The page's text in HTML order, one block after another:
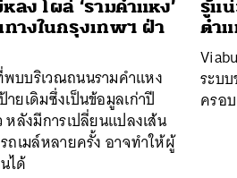
ลง โผล่ ‘รามคำแหง’
างในกรุงเทพฯ ฝ่า
บบริเวณถนนรามคำแหง
ยเดิมซึ่งเป็นข้อมูลเก่าปี
ลังมีการเปลี่ยนแปลงเส้น
ถเมล์หลายครั้ง อาจทำให้ผู้
ได้
รู้แ
ตำ
ระบ
ครอ